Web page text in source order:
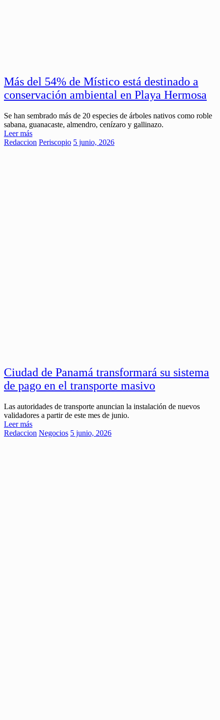
Más del 54% de Místico está destinado a
conservación ambiental en Playa Hermosa
Se han sembrado más de 20 especies de árboles nativos como roble
sabana, guanacaste, almendro, cenízaro y gallinazo.
Leer más
Redaccion Periscopio 5 junio, 2026
Ciudad de Panamá transformará su sistema
de pago en el transporte masivo
Las autoridades de transporte anuncian la instalación de nuevos
validadores a partir de este mes de junio.
Leer más
Redaccion Negocios 5 junio, 2026